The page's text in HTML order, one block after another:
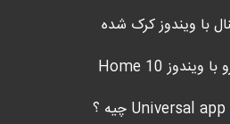
با ویندوز کرک شده